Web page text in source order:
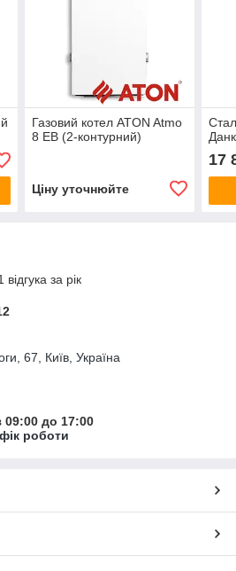
Газовий котел ATON Atmo
8 ЕВ (2-контурний)
Ціну уточнюйте
17
за рік
67, Київ, Україна
09:00 до 17:00
роботи